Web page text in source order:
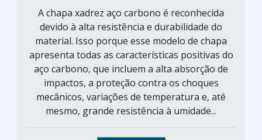
A chapa xadrez aço carbono é reconhecida
devido à alta resistência e durabilidade do
material. Isso porque esse modelo de chapa
apresenta todas as características positivas do
aço carbono, que incluem a alta absorção de
impactos, a proteção contra os choques
mecânicos, variações de temperatura e, até
mesmo, grande resistência à umidade...